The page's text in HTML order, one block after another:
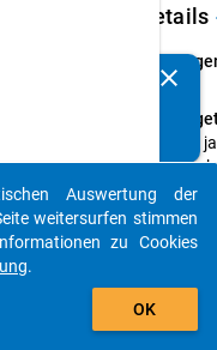
Details
7.1
falls
clear
auto_stories
add_shopping_cart
Auswertung der
weitersurfen stimmen
zu Cookies
.
OK